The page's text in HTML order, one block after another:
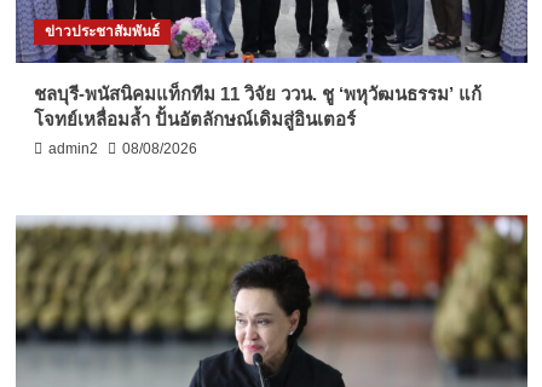
ข่าวประชาสัมพันธ์
ชลบุรี-พนัสนิคมแท็กทีม 11 วิจัย ววน. ชู ‘พหุวัฒนธรรม’ แก้
โจทย์เหลื่อมล้ำ ปั้นอัตลักษณ์เดิมสู่อินเตอร์
admin2 08/08/2026